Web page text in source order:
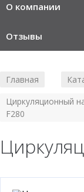
О компании
Отзывы
Главная
Циркуляционный
F280